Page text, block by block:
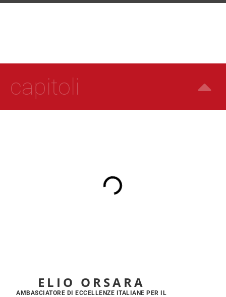
capitoli
ELIO ORSARA
AMBASCIATORE DI ECCELLENZE ITALIANE PER IL